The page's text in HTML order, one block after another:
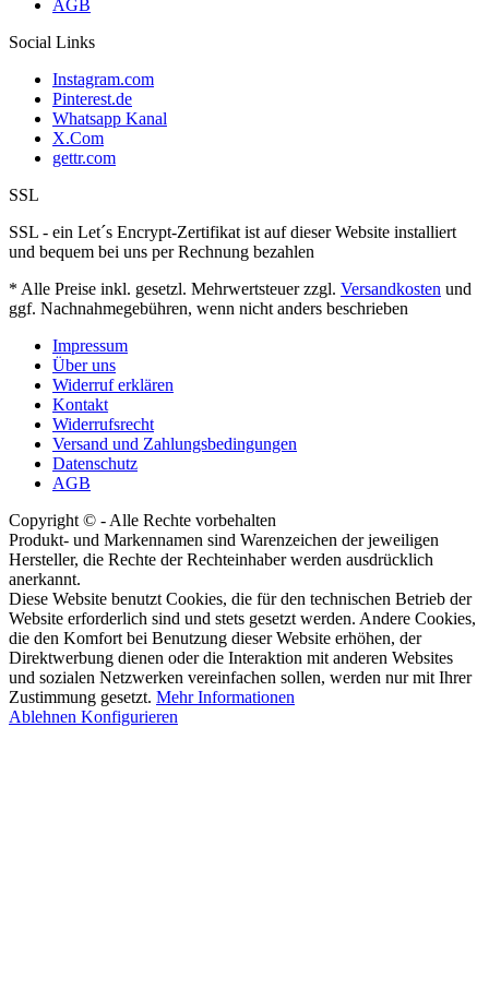
AGB
Social Links
Instagram.com
Pinterest.de
Whatsapp Kanal
X.Com
gettr.com
SSL
SSL - ein Let´s Encrypt-Zertifikat ist auf dieser Website installiert
und bequem bei uns per Rechnung bezahlen
* Alle Preise inkl. gesetzl. Mehrwertsteuer zzgl. Versandkosten und
ggf. Nachnahmegebühren, wenn nicht anders beschrieben
Impressum
Über uns
Widerruf erklären
Kontakt
Widerrufsrecht
Versand und Zahlungsbedingungen
Datenschutz
AGB
Copyright © - Alle Rechte vorbehalten
Produkt- und Markennamen sind Warenzeichen der jeweiligen
Hersteller, die Rechte der Rechteinhaber werden ausdrücklich
anerkannt.
Diese Website benutzt Cookies, die für den technischen Betrieb der
Website erforderlich sind und stets gesetzt werden. Andere Cookies,
die den Komfort bei Benutzung dieser Website erhöhen, der
Direktwerbung dienen oder die Interaktion mit anderen Websites
und sozialen Netzwerken vereinfachen sollen, werden nur mit Ihrer
Zustimmung gesetzt. Mehr Informationen
Ablehnen Konfigurieren